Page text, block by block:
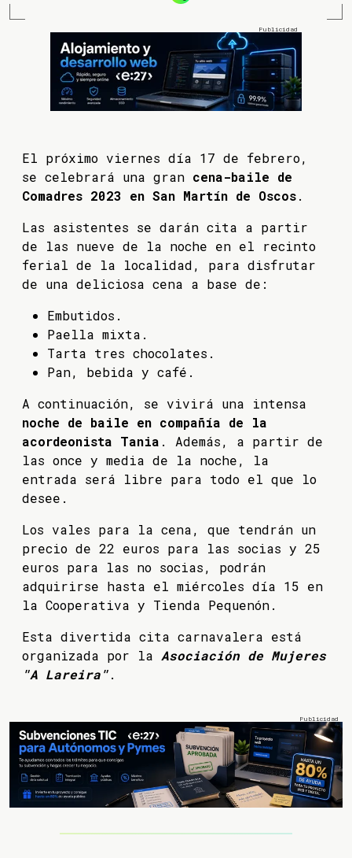
El próximo viernes día 17 de febrero,
se celebrará una gran cena-baile de
Comadres 2023 en San Martín de Oscos.
Las asistentes se darán cita a partir
de las nueve de la noche en el recinto
ferial de la localidad, para disfrutar
de una deliciosa cena a base de:
Embutidos.
Paella mixta.
Tarta tres chocolates.
Pan, bebida y café.
A continuación, se vivirá una intensa
noche de baile en compañía de la
acordeonista Tania . Además, a partir de
las once y media de la noche, la
entrada será libre para todo el que lo
desee.
Los vales para la cena, que tendrán un
precio de 22 euros para las socias y 25
euros para las no socias, podrán
adquirirse hasta el miércoles día 15 en
la Cooperativa y Tienda Pequenón.
Esta divertida cita carnavalera está
organizada por la Asociación de Mujeres
"A Lareira".